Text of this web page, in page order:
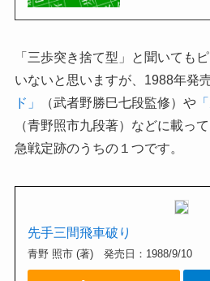
「三歩突き捨て型」と聞いても
いないと思いますが、1988年発
ド」
（武者野勝巳七段監修）や
（青野照市九段著）などに載っ
急戦定跡のうちの１つです。
先手三間飛車破り
青野 照市 (著) 発売日：1988/9/10